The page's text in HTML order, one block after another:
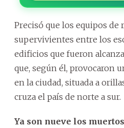
Precisó que los equipos de
supervivientes entre los
edificios que fueron
que, según él, provocaron
en la ciudad, situada a
cruza el país de norte a sur.
Ya son nueve los